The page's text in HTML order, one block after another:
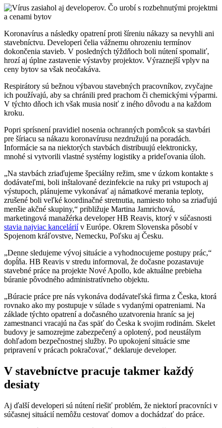
Koronavírus a následky opatrení proti šíreniu nákazy sa nevyhli ani
stavebníctvu. Developeri čelia vážnemu ohrozeniu termínov
dokončenia stavieb. V posledných týždňoch boli nútení spomaliť,
hrozí aj úplne zastavenie výstavby projektov. Výraznejší vplyv na
ceny bytov sa však neočakáva.
Respirátory sú bežnou výbavou stavebných pracovníkov, zvyčajne
ich používajú, aby sa chránili pred prachom či chemickými výparmi.
V týchto dňoch ich však musia nosiť z iného dôvodu a na každom
kroku.
Popri sprísnení pravidiel nosenia ochranných pomôcok sa stavbári
pre šíriacu sa nákazu koronavírusu nezdružujú na poradách.
Informácie sa na niektorých stavbách distribuujú elektronicky,
mnohé si vytvorili vlastné systémy logistiky a prideľovania úloh.
„Na stavbách zriaďujeme špeciálny režim, sme v úzkom kontakte s
dodávateľmi, boli inštalované dezinfekcie na ruky pri vstupoch aj
výstupoch, plánujeme vykonávať aj námatkové merania teploty,
zrušené boli veľké koordinačné stretnutia, namiesto toho sa zriaďujú
menšie akčné skupiny,“ približuje Martina Jamrichová,
marketingová manažérka developer HB Reavis, ktorý v súčasnosti
stavia najviac kanceláriív Európe. Okrem Slovenska pôsobí v
Spojenom kráľovstve, Nemecku, Poľsku aj Česku.
„Denne sledujeme vývoj situácie a vyhodnocujeme postupy prác,“
dopĺňa. HB Reavis v stredu informoval, že dočasne pozastavuje
stavebné práce na projekte Nové Apollo, kde aktuálne prebieha
búranie pôvodného administratívneho objektu.
„Búracie práce pre nás vykonáva dodávateľská firma z Česka, ktorá
rovnako ako my postupuje v súlade s vydanými opatreniami. Na
základe týchto opatrení a dočasného uzatvorenia hraníc sa jej
zamestnanci vracajú na čas späť do Česka k svojim rodinám. Skelet
budovy je samozrejme zabezpečený a oplotený, pod neustálym
dohľadom bezpečnostnej služby. Po upokojení situácie sme
pripravení v prácach pokračovať,“ deklaruje developer.
V stavebníctve pracuje takmer každý
desiaty
Aj ďalší developeri sú nútení riešiť problém, že niektorí pracovníci v
súčasnej situácií nemôžu cestovať domov a dochádzať do práce.